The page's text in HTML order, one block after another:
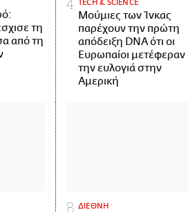
τη
από τη
ΤECH & SCIENCE
Μούμιες των Ίνκας
παρέχουν την πρώτη
απόδειξη DNA ότι οι
Ευρωπαίοι μετέφεραν
την ευλογιά στην
Αμερική
ΔΙΕΘΝΗ